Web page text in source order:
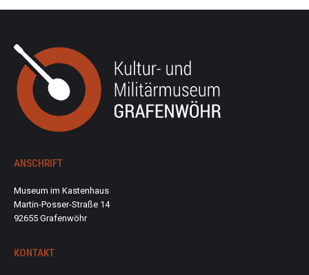
ANSCHRIFT
Museum im Kastenhaus
Martin-Posser-Straße 14
92655 Grafenwöhr
KONTAKT